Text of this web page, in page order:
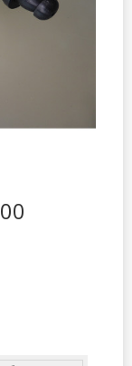
00